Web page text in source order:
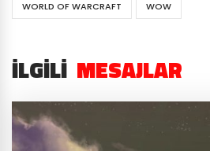
WORLD OF WARCRAFT WOW
İLGILI MESAJLAR